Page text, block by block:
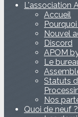
L'association
Accueil
Pourquoi
Nouvel
Discord
APOM
Le
Statuts
Nos
Quoi de neuf ?